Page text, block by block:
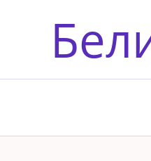
содержимому